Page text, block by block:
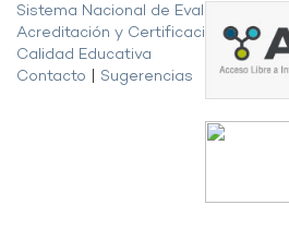
Sistema Nacional de Evaluación,
Acreditación y Certificación de la
Calidad Educativa
Contacto
Sugerencias